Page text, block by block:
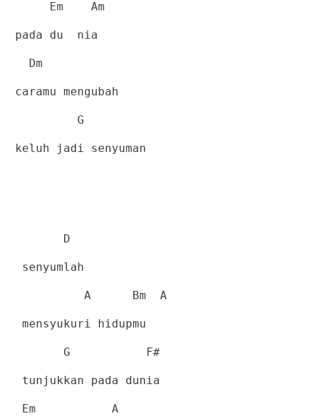
Em Am
pada du nia
Dm
caramu mengubah
G
keluh jadi senyuman
D
senyumlah
A Bm A
mensyukuri hidupmu
G F#
tunjukkan pada dunia
Em A